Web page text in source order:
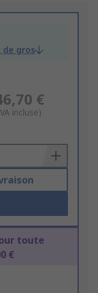
de gros
€
incluse)
toute
€